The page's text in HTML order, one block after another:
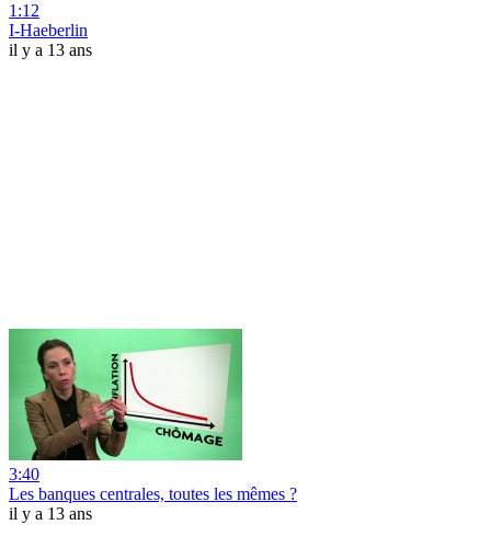
1:12
I-Haeberlin
il y a 13 ans
3:40
Les banques centrales, toutes les mêmes ?
il y a 13 ans